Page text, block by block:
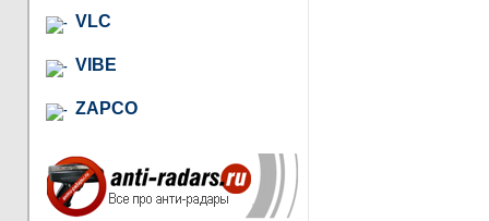
VLC
VIBE
ZAPCO